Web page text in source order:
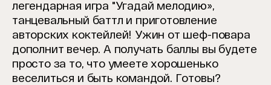
легендарная игра "Угадай мелодию»,
танцевальный баттл и приготовление
авторских коктейлей! Ужин от шеф-повара
дополнит вечер. А получать баллы вы будете
просто за то, что умеете хорошенько
веселиться и быть командой. Готовы?